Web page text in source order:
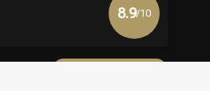
8.9/10